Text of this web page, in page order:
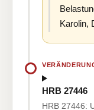
Karolin,
HRB 27446
HRB 27446: